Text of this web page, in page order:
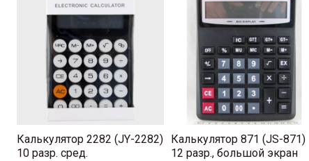
Калькулятор 2282 (JY-2282)
10 разр. сред.
Калькулятор 871 (JS-871)
12 разр., большой экран